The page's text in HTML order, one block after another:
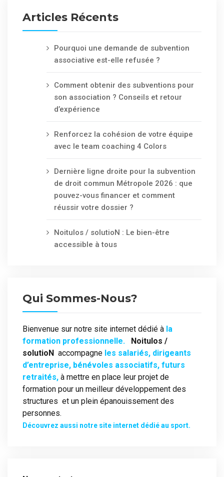
Articles Récents
Pourquoi une demande de subvention
associative est-elle refusée ?
Comment obtenir des subventions pour
son association ? Conseils et retour
d’expérience
Renforcez la cohésion de votre équipe
avec le team coaching 4 Colors
Dernière ligne droite pour la subvention
de droit commun Métropole 2026 : que
pouvez-vous financer et comment
réussir votre dossier ?
Noitulos / solutioN : Le bien-être
accessible à tous
Qui Sommes-Nous?
Bienvenue sur notre site internet dédié à la
formation professionnelle.
Noitulos /
solutioN accompagne les salariés, dirigeants
d’entreprise, bénévoles associatifs, futurs
retraités, à mettre en place leur projet de
formation pour un meilleur développement des
structures et un plein épanouissement des
personnes.
Découvrez aussi notre site internet dédié au sport.